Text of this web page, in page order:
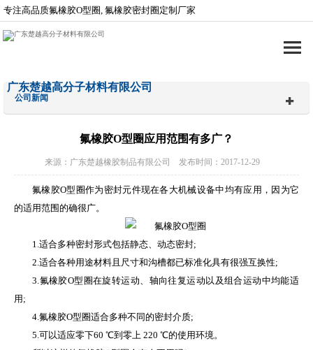
专注高品质氟橡胶O型圈, 氟橡胶密封圈定制厂家
广东楚越高分子材料有限公司
公司新闻
氟橡胶O型圈应用范围有多广？
来源：广东楚越橡胶制品有限公司 发布时间：2017-12-29
氟橡胶O型圈作为密封元件现在各大机械设备中均有应用，因为它
的适用范围的确很广。
1.适合多种密封形式包括静态、动态密封;
2.适合各种用途材料且尺寸和沟槽都已标准化具有很强互换性;
3.氟橡胶O型圈在旋转运动、轴向往复运动以及组合运动中均能适
用;
4.氟橡胶O型圈适合多种不同的密封介质;
5.可以适应零下60 ℃到零上 220 ℃的使用环境。